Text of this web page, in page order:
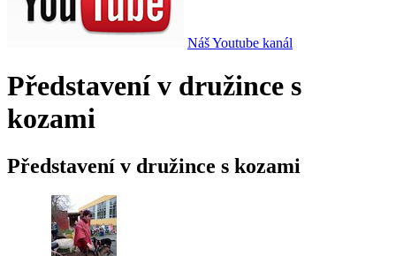
Náš Youtube kanál
Představení v družince s
kozami
Představení v družince s kozami